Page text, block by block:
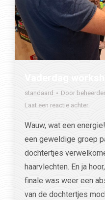
standaard Door beheerder
Laat een reactie achter
Wauw, wat een
een geweldige groep
dochtertjes
haarvlechten. En ja
finale was weer een
van de dochtertjes